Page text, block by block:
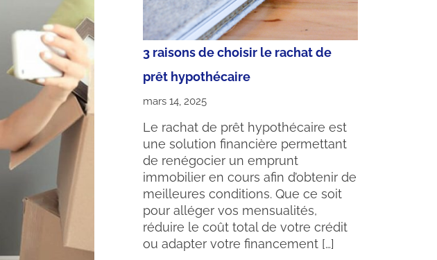
3 raisons de choisir le rachat de
prêt hypothécaire
mars 14, 2025
Le rachat de prêt hypothécaire est
une solution financière permettant
de renégocier un emprunt
immobilier en cours afin d’obtenir de
meilleures conditions. Que ce soit
pour alléger vos mensualités,
réduire le coût total de votre crédit
ou adapter votre financement […]